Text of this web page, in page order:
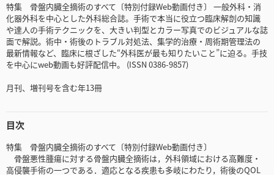
特集 骨盤内臓全摘術のすべて〔特別付録Web動画付き〕 一般外科・消
化器外科を中心とした外科総合誌。手術で本当に役立つ臨床解剖の知識
や達人の手術テクニックを、大きい判型とカラー写真でのビジュアルな誌
面で解説。術中・術後のトラブル対処法、集学的治療・周術期管理法の
最新情報など、臨床に根ざした“外科医が最も知りたいこと”に迫る。手技
を中心にweb動画も好評配信中。 (ISSN 0386-9857)
月刊、増刊号を含む年13冊
目次
特集 骨盤内臓全摘術のすべて〔特別付録Web動画付き〕
骨盤悪性腫瘍に対する骨盤内臓全摘術は，外科領域における高難度・
高侵襲手術の一つである．適応となる疾患も多岐にわたり，術後のQOL